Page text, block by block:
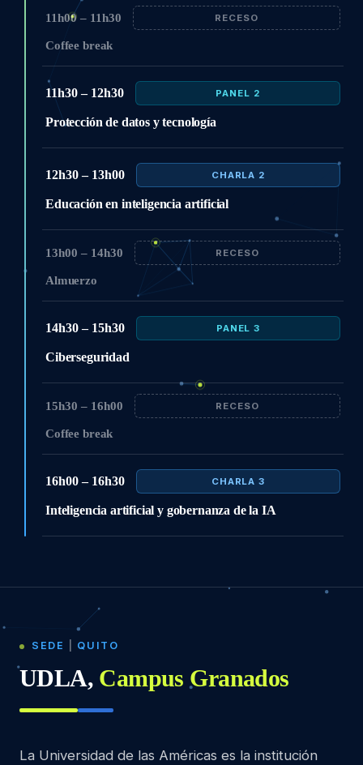
11h00 – 11h30 RECESO
Coffee break
11h30 – 12h30 PANEL 2
Protección de datos y tecnología
12h30 – 13h00 CHARLA 2
Educación en inteligencia artificial
13h00 – 14h30 RECESO
Almuerzo
14h30 – 15h30 PANEL 3
Ciberseguridad
15h30 – 16h00 RECESO
Coffee break
16h00 – 16h30 CHARLA 3
Inteligencia artificial y gobernanza de la IA
SEDE QUITO
UDLA, Campus Granados
La Universidad de las Américas es la institución